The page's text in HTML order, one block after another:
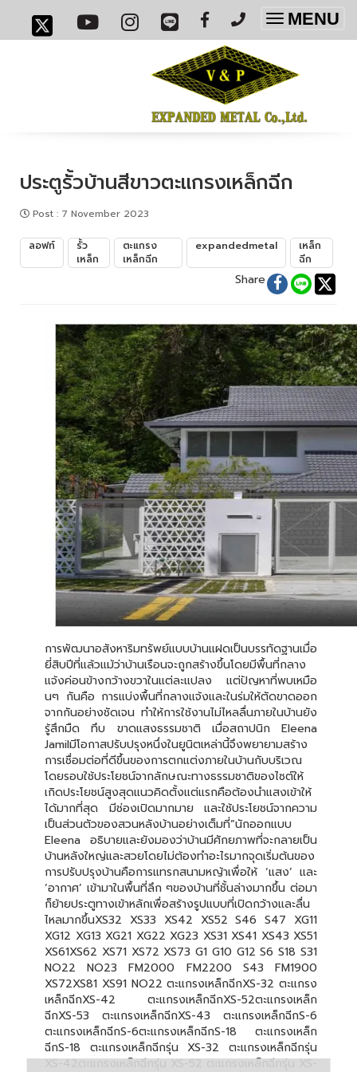
Toggle
MENU
ประตูรั้วบ้านสีขาวตะแกรงเหล็กฉีก
Post : 7 November 2023
ลอฟท์
รั้ว
เหล็ก
ตะแกรง
เหล็กฉีก
expandedmetal
เหล็ก
ฉีก
Share
การพัฒนาอสังหาริมทรัพย์แบบบ้านแฝดเป็นบรรทัดฐานเมื่อ
ยี่สิบปีที่แล้วแม้ว่าบ้านเรือนจะถูกสร้างขึ้นโดยมีพื้นที่กลาง
แจ้งค่อนข้างกว้างขวาในแต่ละแปลง แต่ปัญหาที่พบเหมือ
นๆ กันคือ การแบ่งพื้นที่กลางแจ้งและในร่มให้ตัดขาดออก
จากกันอย่างชัดเจน ทำให้การใช้งานไม่ไหลลื่นภายในบ้านยัง
รู้สึกมืด ทึบ ขาดแสงธรรมชาติ เมื่อสถาปนิก Eleena
Jamilมีโอกาสปรับปรุงหนึ่งในยูนิตเหล่านี้จึงพยายามสร้าง
การเชื่อมต่อที่ดีขึ้นของการตกแต่งภายในบ้านกับบริเวณ
โดยรอบใช้ประโยชน์จากลักษณะทางธรรมชาติของไซต์ให้
เกิดประโยชน์สูงสุดแนวคิดตั้งแต่แรกคือต้องนำแสงเข้าให้
ได้มากที่สุด มีช่องเปิดมากมาย และใช้ประโยชน์จากความ
เป็นส่วนตัวของสวนหลังบ้านอย่างเต็มที่”นักออกแบบ
Eleena อธิบายและยังมองว่าบ้านมีศักยภาพที่จะกลายเป็น
บ้านหลังใหญ่และสวยโดยไม่ต้องทำอะไรมากจุดเริ่มต้นของ
การปรับปรุงบ้านคือการแทรกสนามหญ้าเพื่อให้ ‘แสง’ และ
‘อากาศ’ เข้ามาในพื้นที่ลึก ๆของบ้านที่ชั้นล่างมากขึ้น ต่อมา
ก็ย้ายประตูทางเข้าหลักเพื่อสร้างรูปแบบที่เปิดกว้างและลื่น
ไหลมากขึ้นXS32 XS33 XS42 XS52 S46 S47 XG11
XG12 XG13 XG21 XG22 XG23 XS31 XS41 XS43 XS51
XS61XS62 XS71 XS72 XS73 G1 G10 G12 S6 S18 S31
NO22 NO23 FM2000 FM2200 S43 FM1900
XS72XS81 XS91 NO22 ตะแกรงเหล็กฉีกXS-32 ตะแกรง
เหล็กฉีกXS-42 ตะแกรงเหล็กฉีกXS-52ตะแกรงเหล็ก
ฉีกXS-53 ตะแกรงเหล็กฉีกXS-43 ตะแกรงเหล็กฉีกS-6
ตะแกรงเหล็กฉีกS-6ตะแกรงเหล็กฉีกS-18 ตะแกรงเหล็ก
ฉีกS-18 ตะแกรงเหล็กฉีกรุ่น XS-32 ตะแกรงเหล็กฉีกรุ่น
XS-42ตะแกรงเหล็กฉีกรุ่น XS-52 ตะแกรงเหล็กฉีกรุ่น XS-